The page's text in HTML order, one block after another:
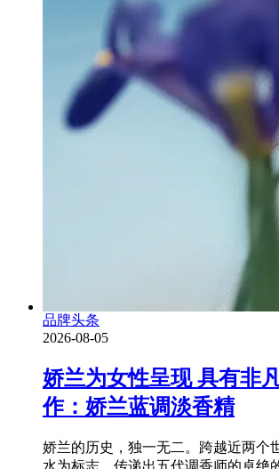
品牌头条
2026-08-05
娇兰为女性呈现 具有非
作：娇兰蓝调淡香精
娇兰的历史，独一无二。跨越近两个
水为标志，传递出五代调香师的卓绝